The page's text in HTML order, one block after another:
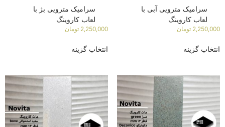
سرامیک مترویی آبی با
لعاب کاروینگ
2,250,000 تومان
انتخاب گزینه
سرامیک مترویی بژ با
لعاب کاروینگ
2,250,000 تومان
انتخاب گزینه